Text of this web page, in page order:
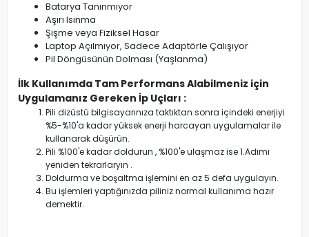
Batarya Tanınmıyor
Aşırı Isınma
Şişme veya Fiziksel Hasar
Laptop Açılmıyor, Sadece Adaptörle Çalışıyor
Pil Döngüsünün Dolması (Yaşlanma)
İlk Kullanımda Tam Performans Alabilmeniz için
Uygulamanız Gereken İp Uçları :
Pili dizüstü bilgisayarınıza taktıktan sonra içindeki enerjiyi
%5-%10'a kadar yüksek enerji harcayan uygulamalar ile
kullanarak düşürün.
Pili %100'e kadar doldurun , %100'e ulaşmaz ise 1.Adımı
yeniden tekrarlaryın .
Doldurma ve boşaltma işlemini en az 5 defa uygulayın.
Bu işlemleri yaptığınızda piliniz normal kullanıma hazır
demektir.